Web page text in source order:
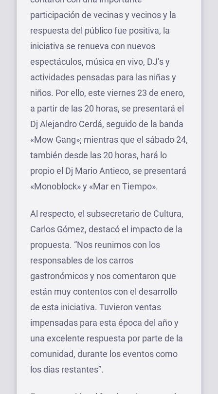
participación de vecinas y vecinos y la
respuesta del público fue positiva, la
iniciativa se renueva con nuevos
espectáculos, música en vivo, DJ’s y
actividades pensadas para las niñas y
niños. Por ello, este viernes 23 de enero,
a partir de las 20 horas, se presentará el
Dj Alejandro Cerdá, seguido de la banda
«Mow Gang»; mientras que el sábado 24,
también desde las 20 horas, hará lo
propio el Dj Mario Antieco, se presentará
«Monoblock» y «Mar en Tiempo».
Al respecto, el subsecretario de Cultura,
Carlos Gómez, destacó el impacto de la
propuesta. “Nos reunimos con los
responsables de los carros
gastronómicos y nos comentaron que
están muy contentos con el desarrollo
de esta iniciativa. Tuvieron ventas
impensadas para esta época del año y
una excelente respuesta por parte de la
comunidad, durante los eventos como
los días restantes”.